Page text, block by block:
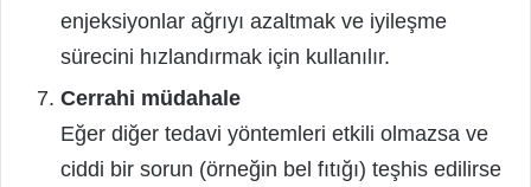
enjeksiyonlar ağrıyı azaltmak ve iyileşme
sürecini hızlandırmak için kullanılır.
Cerrahi müdahale
Eğer diğer tedavi yöntemleri etkili olmazsa ve
ciddi bir sorun (örneğin bel fıtığı) teşhis edilirse